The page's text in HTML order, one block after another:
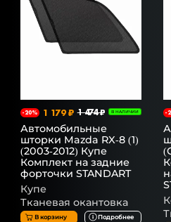
-20% 1 179 ₽ 1 474 ₽ В НАЛИЧИИ
Автомобильные
шторки Mazda RX-8 (1)
(2003-2012) Купе
Комплект на задние
форточки STANDART
Купе
Тканевая окантовка
В корзину Подробнее
-